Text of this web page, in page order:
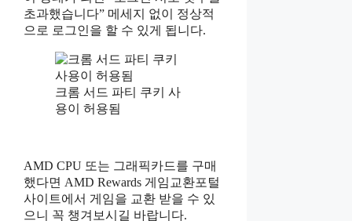
초과했습니다” 메세지 없이 정상적
으로 로그인을 할 수 있게 됩니다.
크롬 서드 파티 쿠키 사
용이 허용됨
AMD CPU 또는 그래픽카드를 구매
했다면 AMD Rewards 게임교환포털
사이트에서 게임을 교환 받을 수 있
으니 꼭 챙겨보시길 바랍니다.